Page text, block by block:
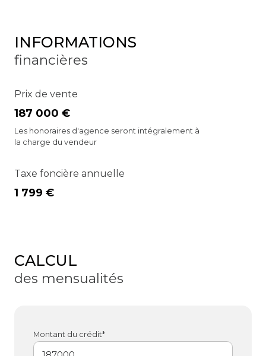
INFORMATIONS
financières
Prix de vente
187 000 €
Les honoraires d'agence seront intégralement à
la charge du vendeur
Taxe foncière annuelle
1 799 €
CALCUL
des mensualités
Montant du crédit*